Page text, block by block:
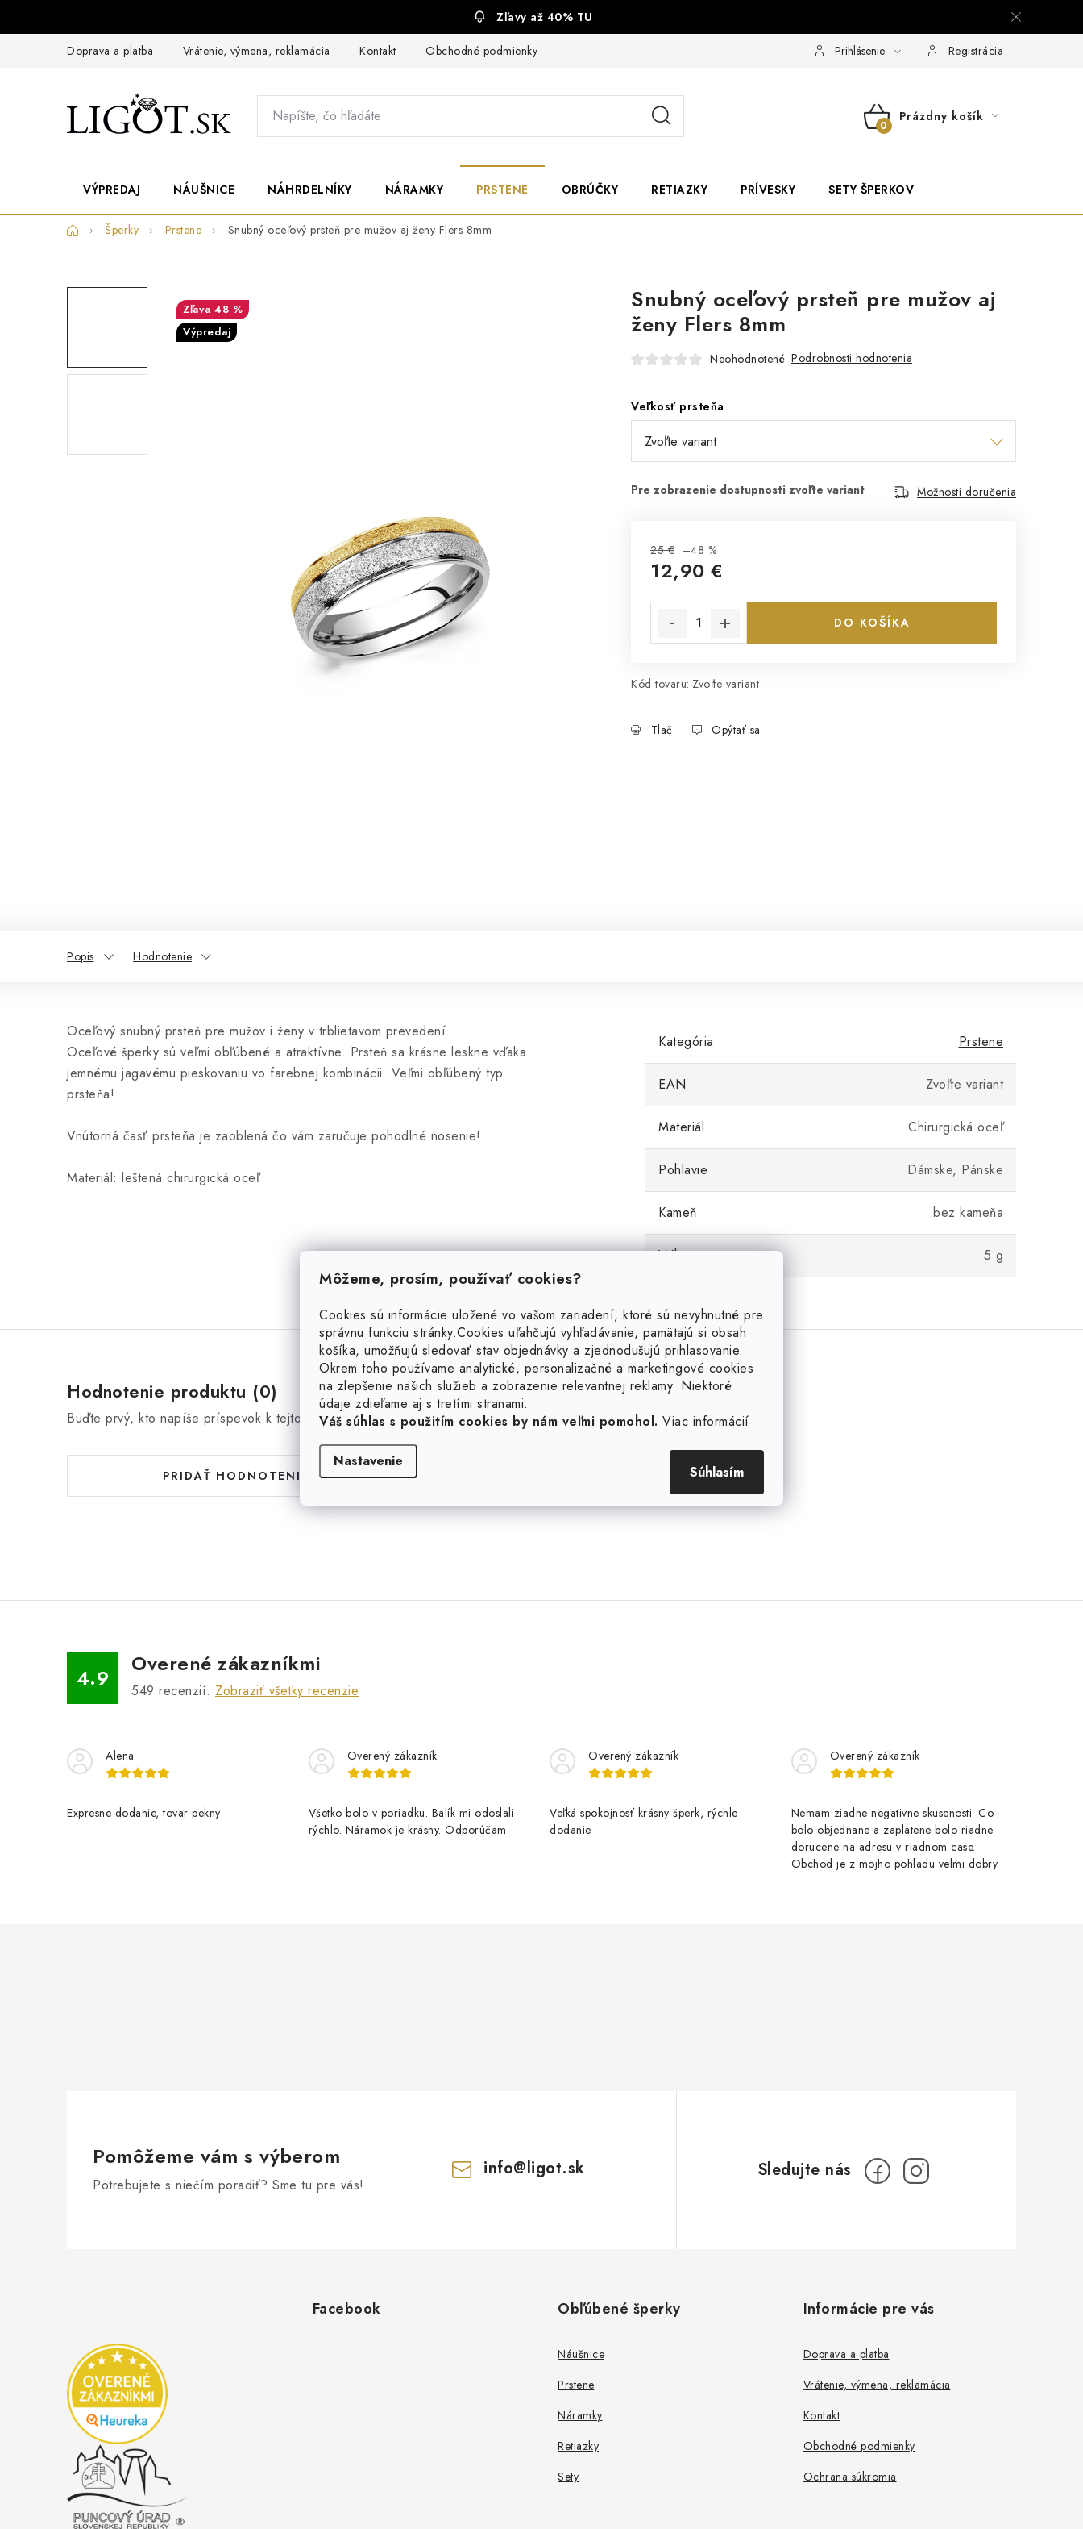
Môžeme, prosím, používať cookies?
Cookies sú informácie uložené vo vašom zariadení, ktoré sú nevyhnutné pre
správnu funkciu stránky.Cookies uľahčujú vyhľadávanie, pamätajú si obsah
košíka, umožňujú sledovať stav objednávky a zjednodušujú prihlasovanie.
Okrem toho používame analytické, personalizačné a marketingové cookies
na zlepšenie našich služieb a zobrazenie relevantnej reklamy. Niektoré
údaje zdieľame aj s tretími stranami.
Váš súhlas s použitím cookies by nám veľmi pomohol. Viac informácií
Nastavenie
Súhlasím
Zľavy až 40% TU
Doprava a platba Vrátenie, výmena, reklamácia Kontakt Obchodné podmienky Prihlásenie Registrácia
NÁKUPNÝ
Prázdny košík
VÝPREDAJ NÁUŠNICE NÁHRDELNÍKY NÁRAMKY PRSTENE OBRÚČKY RETIAZKY PRÍVESKY SETY ŠPERKOV
DomovŠperky Prstene Snubný oceľový prsteň pre mužov aj ženy Flers 8mm
Snubný oceľový prsteň pre mužov aj
ženy Flers 8mm
Neohodnotené Podrobnosti hodnotenia
Veľkosť prsteňa
Možnosti doručenia
25 € –48 %
12,90 €
DO KOŠÍKA
Kód tovaru: Zvoľte variant
Tlač Opýtať sa
48 %
Výpredaj
Popis Hodnotenie
Oceľový snubný prsteň pre mužov i ženy v trblietavom prevedení.
Oceľové šperky sú veľmi obľúbené a atraktívne. Prsteň sa krásne leskne vďaka
jemnému jagavému pieskovaniu vo farebnej kombinácii. Veľmi obľúbený typ
prsteňa!
Vnútorná časť prsteňa je zaoblená čo vám zaručuje pohodlné nosenie!
Materiál: leštená chirurgická oceľ
Kategória Prstene
EAN Zvoľte variant
Materiál Chirurgická oceľ
Pohlavie Dámske, Pánske
Kameň bez kameňa
Váha 5 g
Hodnotenie produktu (0)
Buďte prvý, kto napíše príspevok k tejto položke.
PRIDAŤ HODNOTENIE
4.9
Overené zákazníkmi
549 recenzií. Zobraziť všetky recenzie
Alena
Expresne dodanie, tovar pekny
Overený zákazník
Všetko bolo v poriadku. Balík mi odoslali
rýchlo. Náramok je krásny. Odporúčam.
Overený zákazník
Veľká spokojnosť krásny šperk, rýchle
dodanie
Overený zákazník
Nemam ziadne negativne skusenosti. Co
bolo objednane a zaplatene bolo riadne
dorucene na adresu v riadnom case.
Obchod je z mojho pohladu velmi dobry.
Pomôžeme vám s výberom
Potrebujete s niečím poradiť? Sme tu pre vás!
info@ligot.sk
Facebook Obľúbené šperky
Náušnice
Prstene
Náramky
Retiazky
Sety
Informácie pre vás
Doprava a platba
Vrátenie, výmena, reklamácia
Kontakt
Obchodné podmienky
Ochrana súkromia